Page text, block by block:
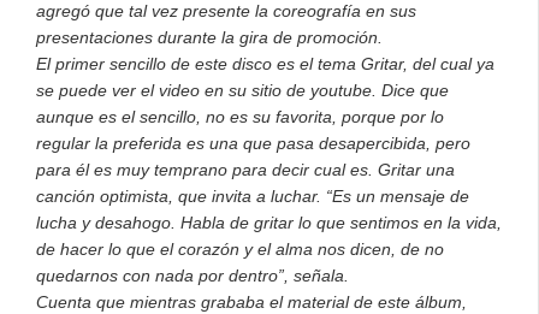
agregó que tal vez presente la coreografía en sus
presentaciones durante la gira de promoción.
El primer sencillo de este disco es el tema Gritar, del cual ya
se puede ver el video en su sitio de youtube. Dice que
aunque es el sencillo, no es su favorita, porque por lo
regular la preferida es una que pasa desapercibida, pero
para él es muy temprano para decir cual es. Gritar una
canción optimista, que invita a luchar. “Es un mensaje de
lucha y desahogo. Habla de gritar lo que sentimos en la vida,
de hacer lo que el corazón y el alma nos dicen, de no
quedarnos con nada por dentro”, señala.
Cuenta que mientras grababa el material de este álbum,